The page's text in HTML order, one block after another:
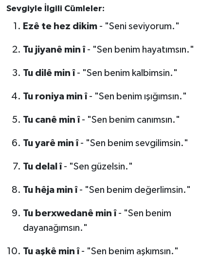
Sevgiyle İlgili Cümleler:
Ezê te hez dikim- "Seni seviyorum."
Tu jiyanê min î- "Sen benim hayatımsın."
Tu dilê min î- "Sen benim kalbimsin."
Tu roniya min î- "Sen benim ışığımsın."
Tu canê min î- "Sen benim canımsın."
Tu yarê min î- "Sen benim sevgilimsin."
Tu delal î- "Sen güzelsin."
Tu hêja min î- "Sen benim değerlimsin."
Tu berxwedanê min î- "Sen benim
dayanağımsın."
Tu aşkê min î- "Sen benim aşkımsın."